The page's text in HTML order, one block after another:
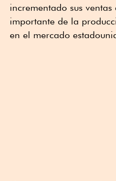
incrementado sus
importante de la
en el mercado